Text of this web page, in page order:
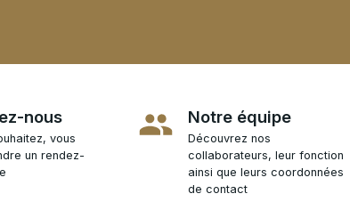
nous
vous
un rendez-
Notre équipe
Découvrez nos
collaborateurs, leur fonction
ainsi que leurs coordonnées
de contact